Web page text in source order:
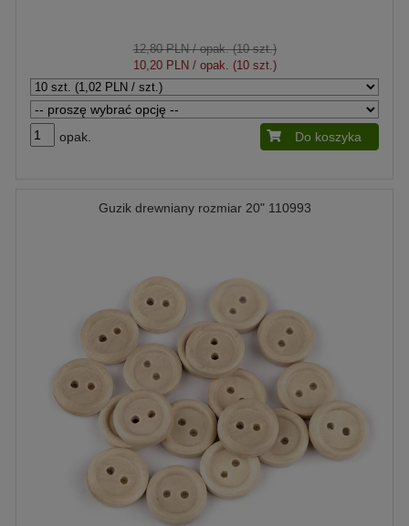
12,80 PLN/ opak. (10 szt.)
10,20 PLN / opak. (10 szt.)
opak. Do koszyka
Guzik drewniany rozmiar 20" 110993